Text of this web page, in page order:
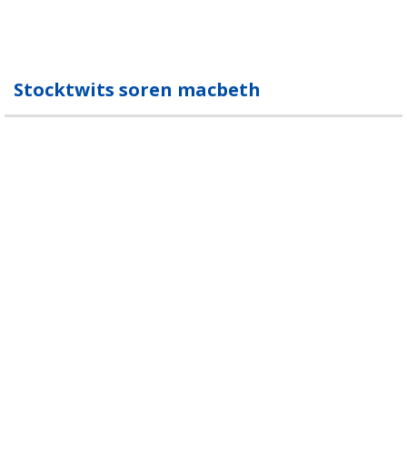
Stocktwits soren macbeth